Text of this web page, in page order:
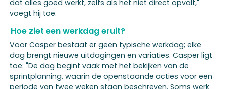
dat alles goed werkt, zelfs als het niet direct opvalt,"
voegt hij toe.
Hoe ziet een werkdag eruit?
Voor Casper bestaat er geen typische werkdag; elke
dag brengt nieuwe uitdagingen en variaties. Casper ligt
toe: "De dag begint vaak met het bekijken van de
sprintplanning, waarin de openstaande acties voor een
periode van twee weken staan beschreven. Soms werk